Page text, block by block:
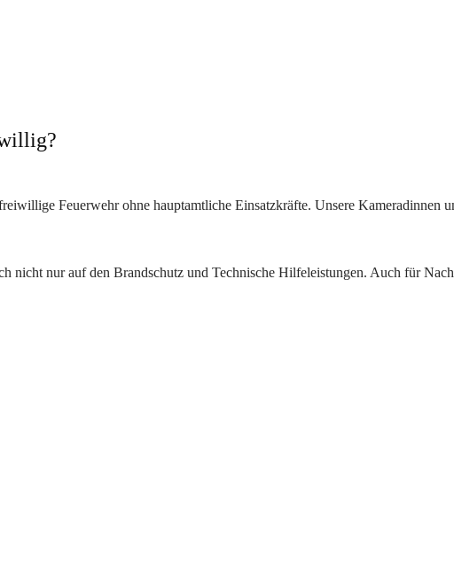
Feuerwehr ohne hauptamtliche Einsatzkräfte. Unsere Kameradinnen
nicht nur auf den Brandschutz und Technische Hilfeleistungen. Auch für